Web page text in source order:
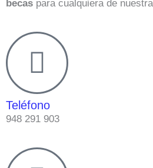
becas para cualquiera de
Teléfono
948 291 903